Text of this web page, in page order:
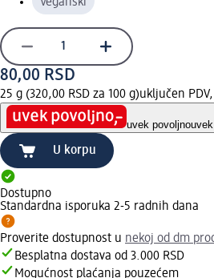
80,00 RSD
25 g (320,00 RSD za 100 g)uključen
uvek povoljno
U korpu
Dostupno
Standardna isporuka 2-5 radnih dana
Proverite dostupnost u nekoj od dm
Besplatna dostava od 3.000 RSD
Mogućnost plaćanja pouzećem